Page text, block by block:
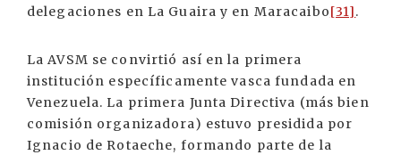
delegaciones en La Guaira y en Maracaibo[31].
La AVSM se convirtió así en la primera
institución específicamente vasca fundada en
Venezuela. La primera Junta Directiva (más bien
comisión organizadora) estuvo presidida por
Ignacio de Rotaeche, formando parte de la